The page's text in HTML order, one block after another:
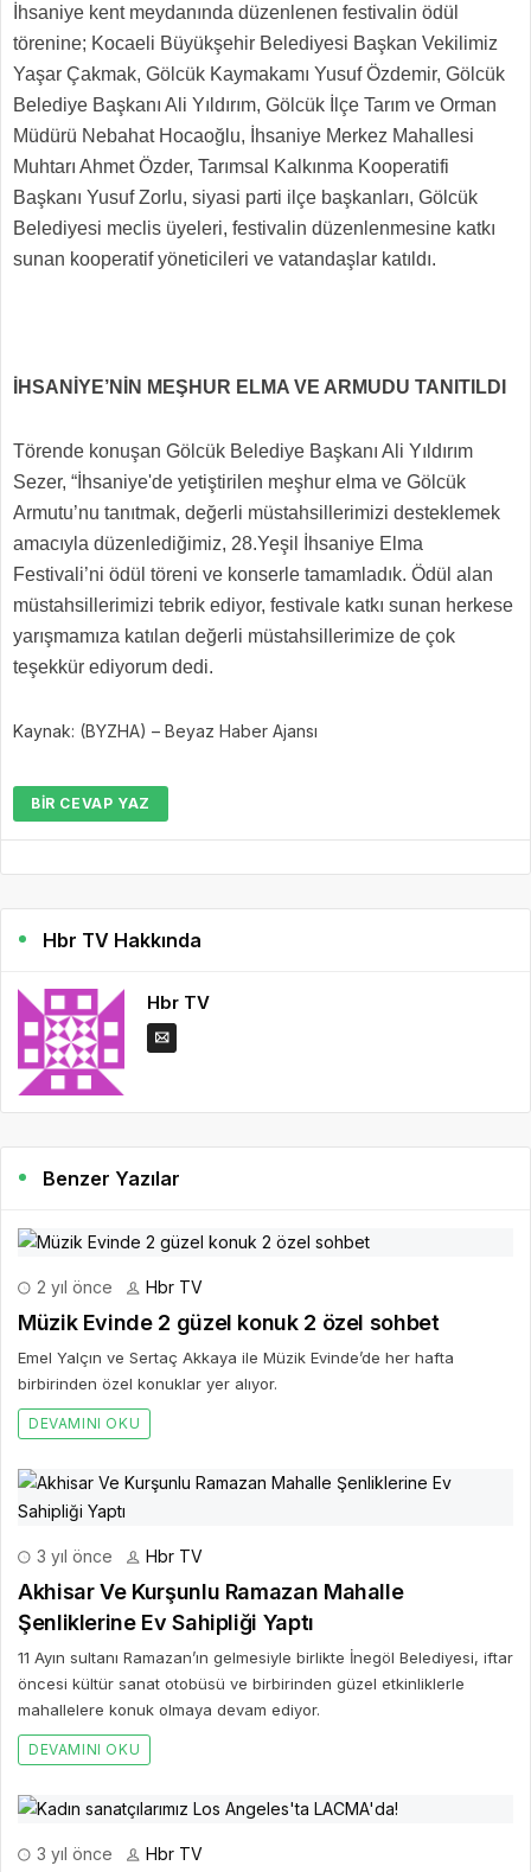
İhsaniye kent meydanında düzenlenen festivalin ödül
törenine; Kocaeli Büyükşehir Belediyesi Başkan Vekilimiz
Yaşar Çakmak, Gölcük Kaymakamı Yusuf Özdemir, Gölcük
Belediye Başkanı Ali Yıldırım, Gölcük İlçe Tarım ve Orman
Müdürü Nebahat Hocaoğlu, İhsaniye Merkez Mahallesi
Muhtarı Ahmet Özder, Tarımsal Kalkınma Kooperatifi
Başkanı Yusuf Zorlu, siyasi parti ilçe başkanları, Gölcük
Belediyesi meclis üyeleri, festivalin düzenlenmesine katkı
sunan kooperatif yöneticileri ve vatandaşlar katıldı.
İHSANİYE’NİN MEŞHUR ELMA VE ARMUDU TANITILDI
Törende konuşan Gölcük Belediye Başkanı Ali Yıldırım
Sezer, “İhsaniye'de yetiştirilen meşhur elma ve Gölcük
Armutu’nu tanıtmak, değerli müstahsillerimizi desteklemek
amacıyla düzenlediğimiz, 28.Yeşil İhsaniye Elma
Festivali’ni ödül töreni ve konserle tamamladık. Ödül alan
müstahsillerimizi tebrik ediyor, festivale katkı sunan herkese
yarışmamıza katılan değerli müstahsillerimize de çok
teşekkür ediyorum dedi.
Kaynak: (BYZHA) – Beyaz Haber Ajansı
BIR CEVAP YAZ
Hbr TV Hakkında
Hbr TV
Benzer Yazılar
2 yıl önce Hbr TV
Müzik Evinde 2 güzel konuk 2 özel sohbet
Emel Yalçın ve Sertaç Akkaya ile Müzik Evinde’de her hafta
birbirinden özel konuklar yer alıyor.
DEVAMINI OKU
3 yıl önce Hbr TV
Akhisar Ve Kurşunlu Ramazan Mahalle
Şenliklerine Ev Sahipliği Yaptı
11 Ayın sultanı Ramazan’ın gelmesiyle birlikte İnegöl Belediyesi, iftar
öncesi kültür sanat otobüsü ve birbirinden güzel etkinliklerle
mahallelere konuk olmaya devam ediyor.
DEVAMINI OKU
3 yıl önce Hbr TV